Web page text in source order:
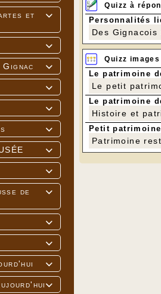

et








de




Quizz à
Personnalités
Des Gignacois
Quizz images
Le patrimoine
Le petit
Le patrimoine
Histoire et
Petit
Patrimoine